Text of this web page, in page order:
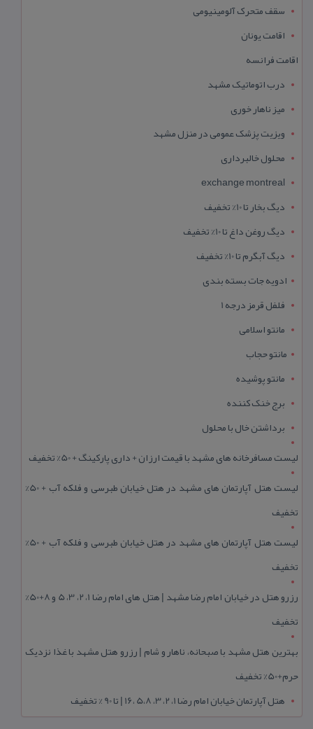
سقف متحرک آلومینیومی
اقامت یونان
اقامت فرانسه
درب اتوماتیک مشهد
میز ناهار خوری
ویزیت پزشک عمومی در منزل مشهد
محلول خالبرداری
exchange montreal
دیگ بخار تا 10% تخفیف
دیگ روغن داغ تا 10% تخفیف
دیگ آبگرم تا 10% تخفیف
ادویه جات بسته بندی
فلفل قرمز درجه 1
مانتو اسلامی
مانتو حجاب
مانتو پوشیده
برج خنک کننده
برداشتن خال با محلول
لیست مسافرخانه های مشهد با قیمت ارزان + داری پارکینگ + 50% تخفیف
لیست هتل آپارتمان های مشهد در هتل خیابان طبرسی و فلکه آب + 50%
تخفیف
لیست هتل آپارتمان های مشهد در هتل خیابان طبرسی و فلکه آب + 50%
تخفیف
رزرو هتل در خیابان امام رضا مشهد | هتل‌ های امام رضا 1، 2، 3، 5 و 8+50%
تخفیف
بهترین هتل مشهد با صبحانه، ناهار و شام | رزرو هتل مشهد با غذا نزدیک
حرم+50% تخفیف
هتل آپارتمان خیابان امام رضا 1، 2، 3، 5،8 ،16 | تا 90 % تخفیف